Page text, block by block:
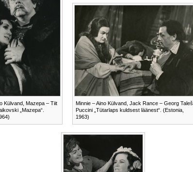
Külvand, Mazepa – Tiit
„Mazepa“.
Minnie – Aino Külvand, Jack Rance – Georg Taleš.
Puccini „Tütarlaps kuldsest läänest“. (Estonia,
1963)